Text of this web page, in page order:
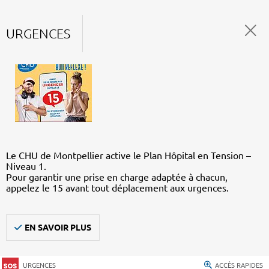
URGENCES
Le CHU de Montpellier active le Plan Hôpital en Tension –
Niveau 1.
Pour garantir une prise en charge adaptée à chacun,
appelez le 15 avant tout déplacement aux urgences.
EN SAVOIR PLUS
URGENCES ACCÈS RAPIDES